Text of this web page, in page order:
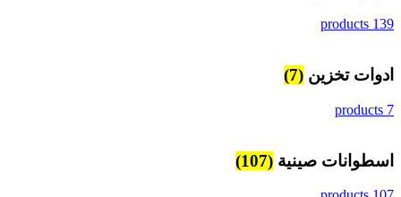
139 products
ادوات تخزين (7)
7 products
اسطوانات صينية (107)